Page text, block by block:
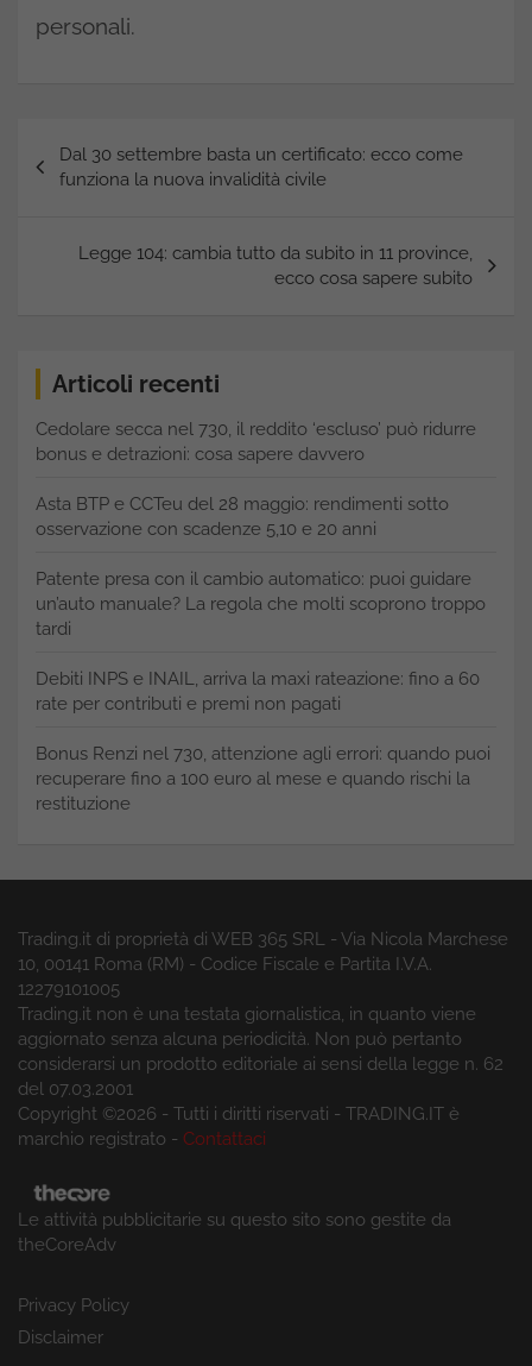
personali.
articoli
Dal 30 settembre basta un certificato: ecco come
funziona la nuova invalidità civile
Legge 104: cambia tutto da subito in 11 province,
ecco cosa sapere subito
Articoli recenti
Cedolare secca nel 730, il reddito ‘escluso’ può ridurre
bonus e detrazioni: cosa sapere davvero
Asta BTP e CCTeu del 28 maggio: rendimenti sotto
osservazione con scadenze 5,10 e 20 anni
Patente presa con il cambio automatico: puoi guidare
un’auto manuale? La regola che molti scoprono troppo
tardi
Debiti INPS e INAIL, arriva la maxi rateazione: fino a 60
rate per contributi e premi non pagati
Bonus Renzi nel 730, attenzione agli errori: quando puoi
recuperare fino a 100 euro al mese e quando rischi la
restituzione
Trading.it di proprietà di WEB 365 SRL - Via Nicola Marchese
10, 00141 Roma (RM) - Codice Fiscale e Partita I.V.A.
12279101005
Trading.it non è una testata giornalistica, in quanto viene
aggiornato senza alcuna periodicità. Non può pertanto
considerarsi un prodotto editoriale ai sensi della legge n. 62
del 07.03.2001
Copyright ©2026 - Tutti i diritti riservati - TRADING.IT è
marchio registrato - Contattaci
Le attività pubblicitarie su questo sito sono gestite da
theCoreAdv
Privacy Policy
Disclaimer